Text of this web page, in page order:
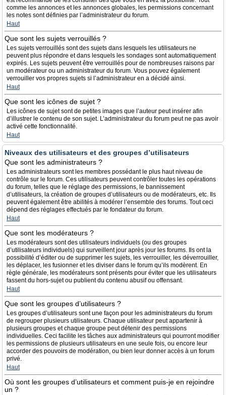
comme les annonces et les annonces globales, les permissions concernant
les notes sont définies par l’administrateur du forum.
Haut
Que sont les sujets verrouillés ?
Les sujets verrouillés sont des sujets dans lesquels les utilisateurs ne
peuvent plus répondre et dans lesquels les sondages sont automatiquement
expirés. Les sujets peuvent être verrouillés pour de nombreuses raisons par
un modérateur ou un administrateur du forum. Vous pouvez également
verrouiller vos propres sujets si l’administrateur en a décidé ainsi.
Haut
Que sont les icônes de sujet ?
Les icônes de sujet sont de petites images que l’auteur peut insérer afin
d’illustrer le contenu de son sujet. L’administrateur du forum peut ne pas avoir
activé cette fonctionnalité.
Haut
Niveaux des utilisateurs et des groupes d’utilisateurs
Que sont les administrateurs ?
Les administrateurs sont les membres possédant le plus haut niveau de
contrôle sur le forum. Ces utilisateurs peuvent contrôler toutes les opérations
du forum, telles que le réglage des permissions, le bannissement
d’utilisateurs, la création de groupes d’utilisateurs ou de modérateurs, etc. Ils
peuvent également être abilités à modérer l’ensemble des forums. Tout ceci
dépend des réglages effectués par le fondateur du forum.
Haut
Que sont les modérateurs ?
Les modérateurs sont des utilisateurs individuels (ou des groupes
d’utilisateurs individuels) qui surveillent jour après jour les forums. Ils ont la
possibilité d’éditer ou de supprimer les sujets, les verrouiller, les déverrouiller,
les déplacer, les fusionner et les diviser dans le forum qu’ils modèrent. En
règle générale, les modérateurs sont présents pour éviter que les utilisateurs
fassent du hors-sujet ou publient du contenu abusif ou offensant.
Haut
Que sont les groupes d’utilisateurs ?
Les groupes d’utilisateurs sont une façon pour les administrateurs du forum
de regrouper plusieurs utilisateurs. Chaque utilisateur peut appartenir à
plusieurs groupes et chaque groupe peut détenir des permissions
individuelles. Ceci facilite les tâches aux administrateurs qui pourront modifier
les permissions de plusieurs utilisateurs en une seule fois, ou encore leur
accorder des pouvoirs de modération, ou bien leur donner accès à un forum
privé.
Haut
Où sont les groupes d’utilisateurs et comment puis-je en rejoindre
un ?